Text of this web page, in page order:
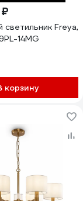
светильник Freya,
14MG
корзину